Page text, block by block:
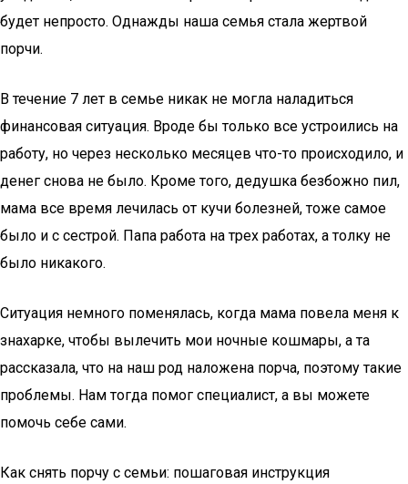
будет непросто. Однажды наша семья стала жертвой
порчи.
В течение 7 лет в семье никак не могла наладиться
финансовая ситуация. Вроде бы только все устроились на
работу, но через несколько месяцев что-то происходило, и
денег снова не было. Кроме того, дедушка безбожно пил,
мама все время лечилась от кучи болезней, тоже самое
было и с сестрой. Папа работа на трех работах, а толку не
было никакого.
Ситуация немного поменялась, когда мама повела меня к
знахарке, чтобы вылечить мои ночные кошмары, а та
рассказала, что на наш род наложена порча, поэтому такие
проблемы. Нам тогда помог специалист, а вы можете
помочь себе сами.
Как снять порчу с семьи: пошаговая инструкция